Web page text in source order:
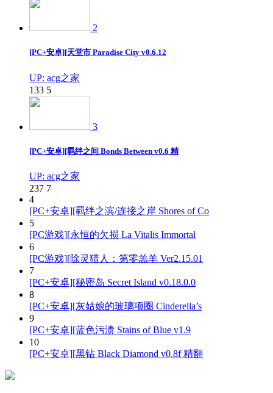
2
[PC+安卓][天堂市 Paradise City v0.6.12
UP: acg之家
133 5
3
[PC+安卓][羁绊之间 Bonds Between v0.6 精
UP: acg之家
237 7
4
[PC+安卓][羁绊之滨/连接之岸 Shores of Co
5
[PC游戏][永恒的欠损 La Vitalis Immortal
6
[PC游戏][除灵猎人：第零羔羊 Ver2.15.01
7
[PC+安卓][秘密岛 Secret Island v0.18.0.0
8
[PC+安卓][灰姑娘的玻璃项圈 Cinderella’s
9
[PC+安卓][蓝色污渍 Stains of Blue v1.9
10
[PC+安卓][黑钻 Black Diamond v0.8f 精翻